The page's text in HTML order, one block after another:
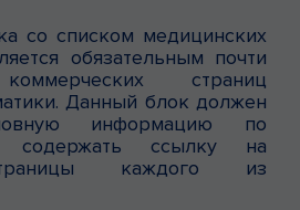
со списком медицинских
обязательным почти
страниц
Данный блок должен
информацию по
содержать ссылку на
каждого из